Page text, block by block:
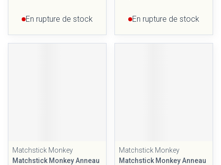
En rupture de stock En rupture de stock
Matchstick Monkey
Matchstick Monkey Anneau
Matchstick Monkey
Matchstick Monkey Anneau